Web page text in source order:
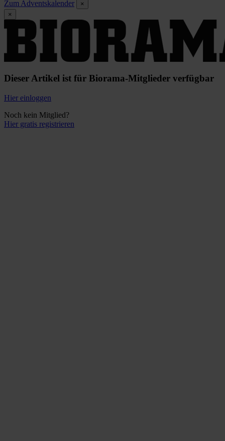
Zum Adventskalender
×
×
Dieser Artikel ist für Biorama-Mitglieder verfügbar
Hier einloggen
Noch kein Mitglied?
Hier gratis registrieren